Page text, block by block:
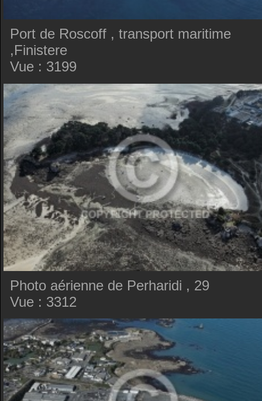
Port de Roscoff , transport maritime
,Finistere
Vue : 3199
Photo aérienne de Perharidi , 29
Vue : 3312